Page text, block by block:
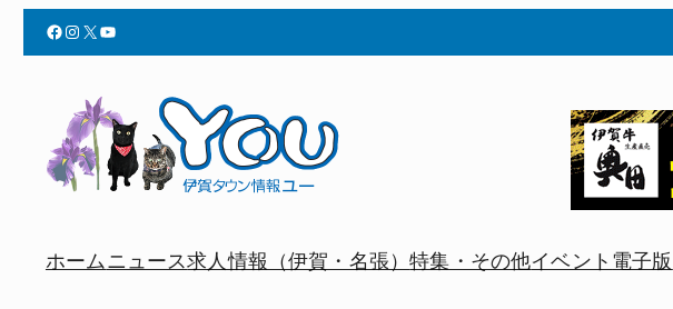
Facebook Instagram X YouTube
ホームニュース求人情報（伊賀・名張）特集・その他イベント 電子版